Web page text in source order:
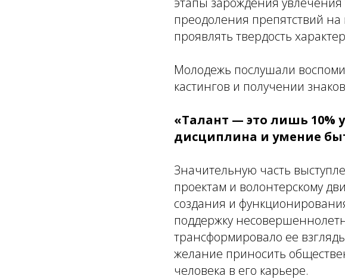
преодоления препятствий
проявлять твердость
Молодежь послушали
кастингов и получении
«Талант — это лишь 10%
дисциплина и умение
Значительную часть
проектам и волонтерскому
создания и
поддержку
трансформировало ее
желание приносить
человека в его карьере.